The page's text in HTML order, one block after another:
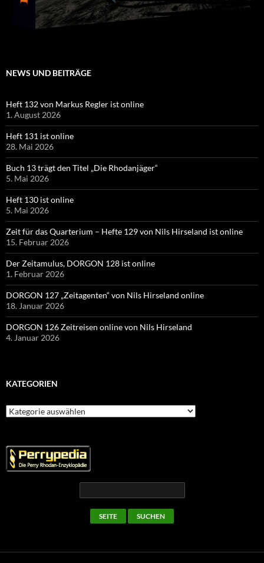
NEWS UND BEITRÄGE
Heft 132 von Markus Regler ist online
1. August 2026
Heft 131 ist online
28. Mai 2026
Buch 13 trägt den Titel „Die Rhodanjäger“
5. Mai 2026
Heft 130 ist online
5. Mai 2026
Zeit für das Quarterium – Hefte 129 von Nils Hirseland ist online
15. Februar 2026
Der Zeitamulus, DORGON 128 ist online
1. Februar 2026
DORGON 127 „Zeitagenten“ von Nils Hirseland online
18. Januar 2026
DORGON 126 Zeitreisen online von Nils Hirseland
4. Januar 2026
KATEGORIEN
Kategorien